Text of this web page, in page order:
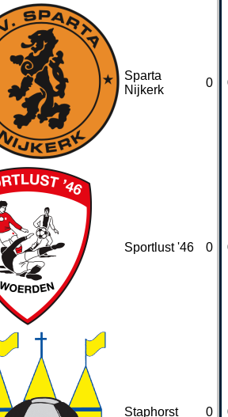
Sparta
Nijkerk
0
Sportlust '46 0
Staphorst 0